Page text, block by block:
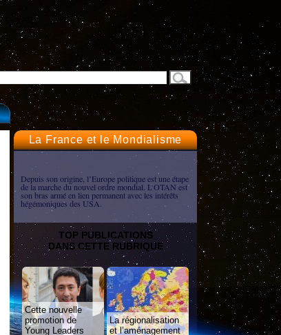
La France et le Mondialisme
Depuis son origine, l’Europe politique est une étape
de la marche du nouvel ordre mondial. L’OTAN est
son bras armé en lien permanent avec les intérêts
hégémoniques des USA.
TOP PUBLICATIONS
DANS CETTE RUBRIQUE
Cette nouvelle
promotion de
Young Leaders
La régionalisation
et l’aménagement